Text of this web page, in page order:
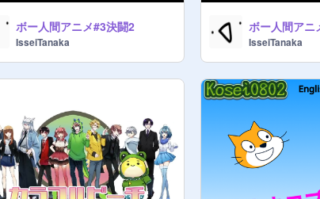
ボー人間アニメ#3決闘2
IsseiTanaka
ボー人間アニ
IsseiTanaka